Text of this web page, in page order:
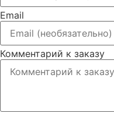
Email
Комментарий к заказу